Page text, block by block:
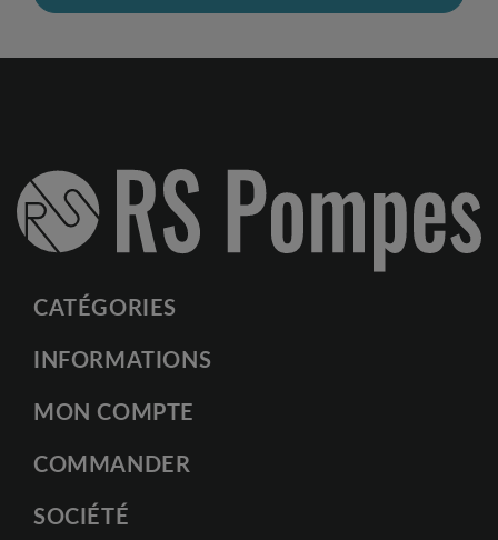
CATÉGORIES
INFORMATIONS
MON COMPTE
COMMANDER
SOCIÉTÉ